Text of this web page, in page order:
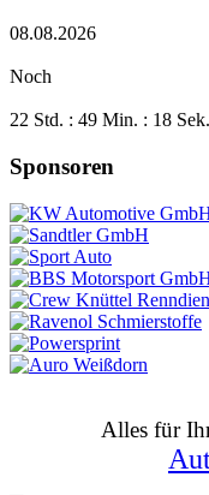
08.08.2026
Noch
22 Std. : 49 Min. : 18 Sek.
Sponsoren
Alles für